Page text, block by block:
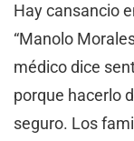
Hay cansancio
“Manolo
médico dice
porque hacerlo
seguro. Los